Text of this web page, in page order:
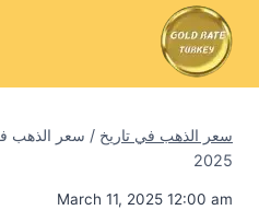
سعر الذهب في تاريخ /
2025
March 11, 2025 12:00 am